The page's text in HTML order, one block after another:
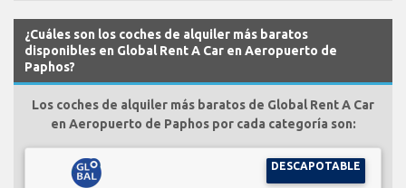
¿Cuáles son los coches de alquiler más baratos
disponibles en Global Rent A Car en Aeropuerto de
Paphos?
Los coches de alquiler más baratos de Global Rent A Car
en Aeropuerto de Paphos por cada categoría son:
DESCAPOTABLE